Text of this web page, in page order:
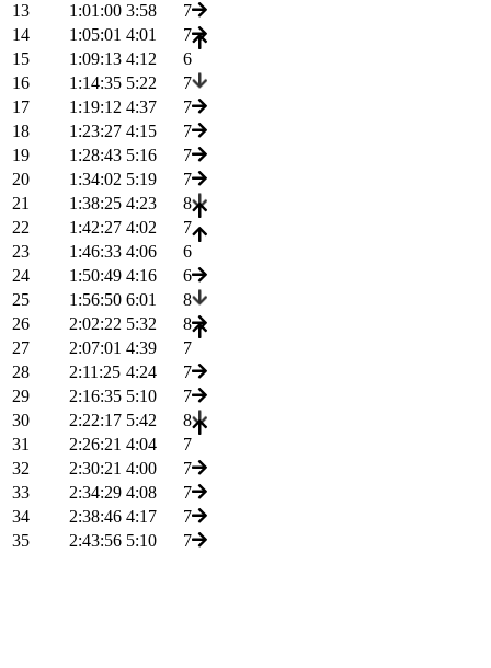
13
1:01:00 3:58
7
14
1:05:01 4:01
7
15
1:09:13 4:12
6
16
1:14:35 5:22
7
17
1:19:12 4:37
7
18
1:23:27 4:15
7
19
1:28:43 5:16
7
20
1:34:02 5:19
7
21
1:38:25 4:23
8
22
1:42:27 4:02
7
23
1:46:33 4:06
6
24
1:50:49 4:16
6
25
1:56:50 6:01
8
26
2:02:22 5:32
8
27
2:07:01 4:39
7
28
2:11:25 4:24
7
29
2:16:35 5:10
7
30
2:22:17 5:42
8
31
2:26:21 4:04
7
32
2:30:21 4:00
7
33
2:34:29 4:08
7
34
2:38:46 4:17
7
35
2:43:56 5:10 7